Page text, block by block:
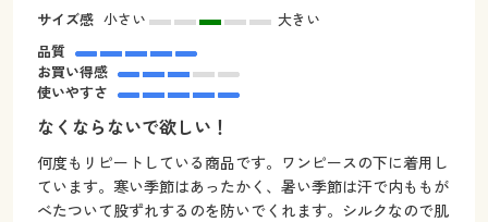
サイズ感 小さい
大きい
品質
お買い得感
使いやすさ
なくならないで欲しい！
何度もリピートしている商品です。ワンピースの下に着用し
ています。寒い季節はあったかく、暑い季節は汗で内ももが
べたついて股ずれするのを防いでくれます。シルクなので肌